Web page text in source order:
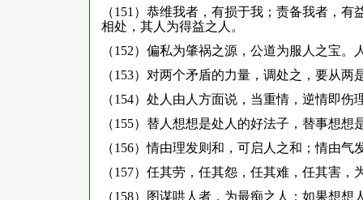
（151）恭维我者，有损于我；责备我者，
相处，其人为得益之人。
（152）偏私为肇祸之源，公道为服人之宝
（153）对两个矛盾的力量，调处之，要从
（154）处人由人方面说，当重情，逆情即
（155）替人想想是处人的好法子，替事想想
（156）情由理发则和，可启人之和；情由气
（157）任其劳，任其怨，任其难，任其害，
（158）图谋哄人者，为最痴之人；如果想